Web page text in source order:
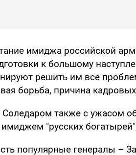
имиджа российской
к большому
решить им все
борьба, причина
также с ужасом
имиджем "русских
популярные генералы –